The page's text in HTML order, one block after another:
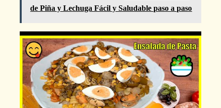
de Piña y Lechuga Fácil y Saludable paso a paso